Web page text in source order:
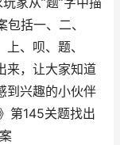
括一、二、
、呗、题、
来，让大家知道
到兴趣的小伙伴
第145关题找出